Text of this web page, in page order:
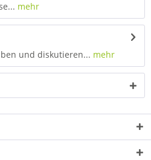
mehr
und diskutieren... mehr